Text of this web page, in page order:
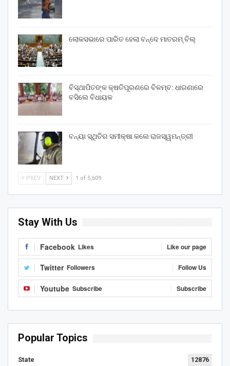
ଲୋକସଭାରେ ପାରିତ ହେଲା ବନ୍ଦେ ମାତରମ୍‌ ବିଲ୍‌
ବିସ୍ଥାପିତଙ୍କ କ୍ଷତିପୂରଣରେ ବିଳମ୍ବ: ଧାରଣାରେ
ବସିଲେ ବିଧାୟକ
ବନ୍ୟା ସ୍ଥିତିର ସମୀକ୍ଷା କଲେ ରାଜସ୍ୱମନ୍ତ୍ରୀ
PREV NEXT 1 of 5,609
Stay With Us
Facebook Likes Like our page
Twitter Followers Follow Us
Youtube Subscribe Subscribe
Popular Topics
State 12876